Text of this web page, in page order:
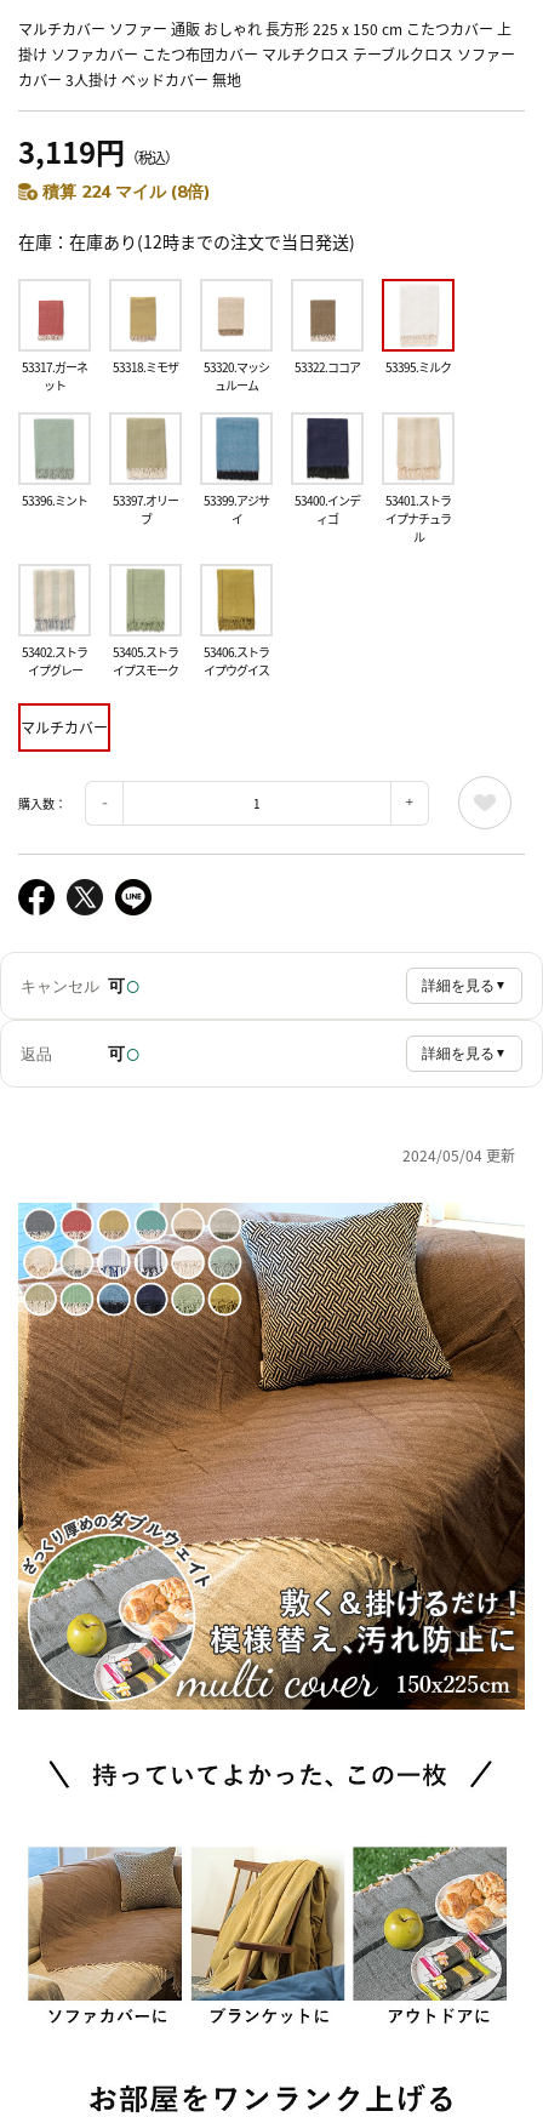
マルチカバー ソファー 通販 おしゃれ 長方形 225 x 150 cm こたつカバー 上
掛け ソファカバー こたつ布団カバー マルチクロス テーブルクロス ソファー
カバー 3人掛け ベッドカバー 無地
3,119円 （税込）
積算 224 マイル (8倍)
在庫 在庫あり(12時までの注文で当日発送)
53317.ガーネ
ット
53318.ミモザ
53320.マッシ
ュルーム
53322.ココア 53395.ミルク
53396.ミント
53397.オリー
ブ
53399.アジサ
イ
53400.インデ
ィゴ
53401.ストラ
イプナチュラ
ル
53402.ストラ
イプグレー
53405.ストラ
イプスモーク
53406.ストラ
イプウグイス
マルチカバー
購入数：
キャンセル 可○ 詳細を見る ▼
返品 可○ 詳細を見る ▼
2024/05/04 更新